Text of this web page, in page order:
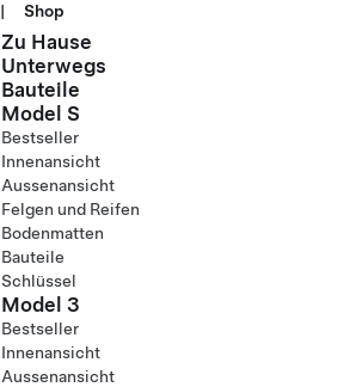
| Shop
Zu Hause
Unterwegs
Bauteile
Model S
Bestseller
Innenansicht
Aussenansicht
Felgen und Reifen
Bodenmatten
Bauteile
Schlüssel
Model 3
Bestseller
Innenansicht
Aussenansicht